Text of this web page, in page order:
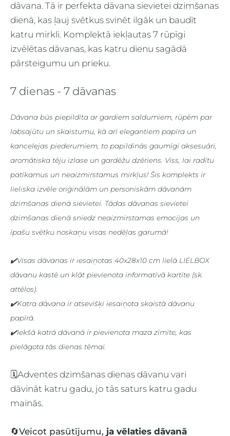
dāvana. Tā ir perfekta dāvana sievietei dzimšanas
dienā, kas ļauj svētkus svinēt ilgāk un baudīt
katru mirkli. Komplektā iekļautas 7 rūpīgi
izvēlētas dāvanas, kas katru dienu sagādā
pārsteigumu un prieku.
7 dienas - 7 dāvanas
Dāvana būs piepildīta ar gardiem saldumiem, rūpēm par
labsajūtu un skaistumu, kā arī elegantiem papīra un
kancelejas piederumiem, to papildinās gaumīgi aksesuāri,
aromātiska tēju izlase un gardēžu dzēriens. Viss, lai radītu
patīkamus un neaizmirstamus mirkļus!Šis komplekts ir
lieliska izvēle oriģinālām un personiskām dāvanām
dzimšanas dienā sievietei. Tādas dāvanas sievietei
dzimšanas dienā sniedz neaizmirstamas emocijas un
īpašu svētku noskaņu visas nedēļas garumā!
✔️Visas dāvanas ir iesaiņotas 40x28x10 cm lielā LIELBOX
dāvanu kastē un klāt pievienota informatīvā kartīte (sk.
attēlos).
✔️Katra dāvana ir atsevišķi iesaiņota skaistā dāvanu
papīrā.
✔️Iekšā katrā dāvanā ir pievienota maza zīmīte, kas
pielāgota tās dienas tēmai.
🗓️Adventes dzimšanas dienas dāvanu vari
dāvināt katru gadu, jo tās saturs katru gadu
mainās.
🔄Veicot pasūtījumu, ja vēlaties dāvanā